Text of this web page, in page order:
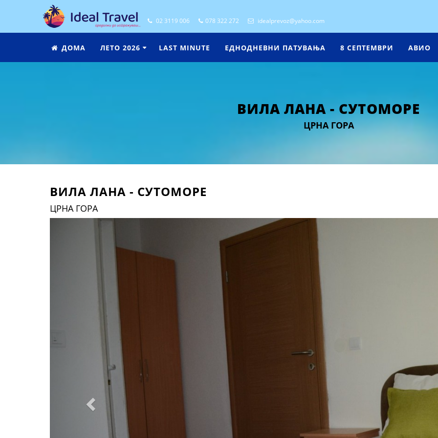
02 3119 006 078 322 272 idealprevoz@yahoo.com
 ДОМА ЛЕТО 2026 LAST MINUTE ЕДНОДНЕВНИ ПАТУВАЊА 8 СЕПТЕМВРИ АВИО
ВИЛА ЛАНА - СУТОМОРЕ
ЦРНА ГОРА
ВИЛА ЛАНА - СУТОМОРЕ
ЦРНА ГОРА
Previous